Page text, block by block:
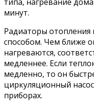
типа, нагревание
минут.
Радиаторы
способом. Чем ближе
нагреваются,
медленнее. Если
медленно, то он
циркуляционный
приборах.